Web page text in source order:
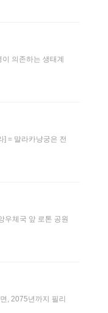
의존하는 생태계
= 말라카냥궁은 전
체국 앞 로톤 공원
, 2075년까지 필리